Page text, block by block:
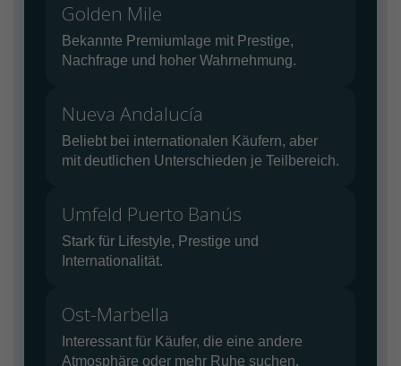
Golden Mile
Bekannte Premiumlage mit Prestige,
Nachfrage und hoher Wahrnehmung.
Nueva Andalucía
Beliebt bei internationalen Käufern, aber
mit deutlichen Unterschieden je Teilbereich.
Umfeld Puerto Banús
Stark für Lifestyle, Prestige und
Internationalität.
Ost-Marbella
Interessant für Käufer, die eine andere
Atmosphäre oder mehr Ruhe suchen.